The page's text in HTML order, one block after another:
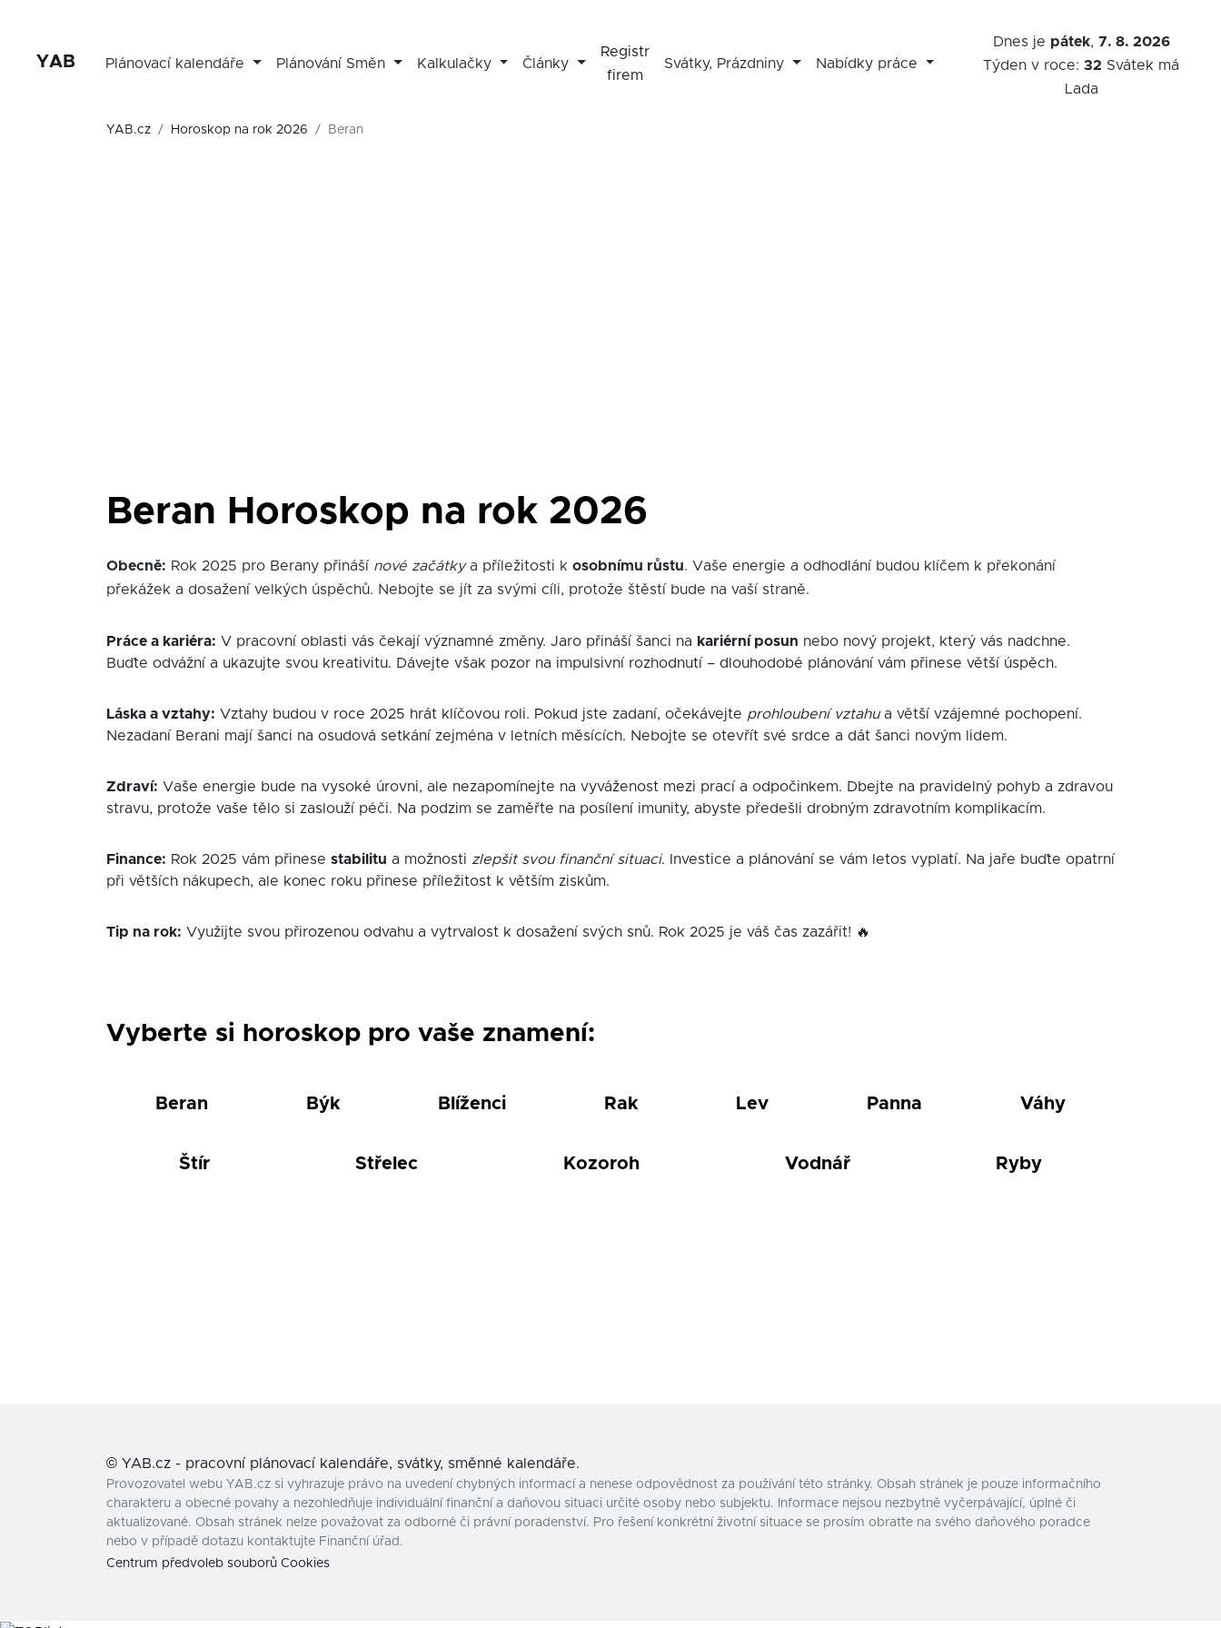
YAB Plánovací kalendáře Plánování Směn Kalkulačky Články
Registr
firem
Svátky, Prázdniny Nabídky práce
Dnes je pátek, 7. 8. 2026
Týden v roce:32 Svátek má
Lada
YAB.cz Horoskop na rok 2026 Beran
Beran Horoskop na rok 2026
Obecně: Rok 2025 pro Berany přináší nové začátkya příležitosti k osobnímu růstu. Vaše energie a odhodlání budou klíčem k překonání
překážek a dosažení velkých úspěchů. Nebojte se jít za svými cíli, protože štěstí bude na vaší straně.
Práce a kariéra: V pracovní oblasti vás čekají významné změny. Jaro přináší šanci na kariérní posun nebo nový projekt, který vás nadchne.
Buďte odvážní a ukazujte svou kreativitu. Dávejte však pozor na impulsivní rozhodnutí – dlouhodobé plánování vám přinese větší úspěch.
Láska a vztahy: Vztahy budou v roce 2025 hrát klíčovou roli. Pokud jste zadaní, očekávejte prohloubení vztahua větší vzájemné pochopení.
Nezadaní Berani mají šanci na osudová setkání zejména v letních měsících. Nebojte se otevřít své srdce a dát šanci novým lidem.
Zdraví: Vaše energie bude na vysoké úrovni, ale nezapomínejte na vyváženost mezi prací a odpočinkem. Dbejte na pravidelný pohyb a zdravou
stravu, protože vaše tělo si zaslouží péči. Na podzim se zaměřte na posílení imunity, abyste předešli drobným zdravotním komplikacím.
Finance: Rok 2025 vám přinese stabilitu a možnosti zlepšit svou finanční situaci. Investice a plánování se vám letos vyplatí. Na jaře buďte opatrní
při větších nákupech, ale konec roku přinese příležitost k větším ziskům.
Tip na rok: Využijte svou přirozenou odvahu a vytrvalost k dosažení svých snů. Rok 2025 je váš čas zazářit! 🔥
Vyberte si horoskop pro vaše znamení:
Beran Býk Blíženci Rak Lev Panna Váhy
Štír Střelec Kozoroh Vodnář Ryby
© YAB.cz - pracovní plánovací kalendáře, svátky, směnné kalendáře.
Provozovatel webu YAB.cz si vyhrazuje právo na uvedení chybných informací a nenese odpovědnost za používání této stránky. Obsah stránek je pouze informačního
charakteru a obecné povahy a nezohledňuje individuální finanční a daňovou situaci určité osoby nebo subjektu. Informace nejsou nezbytně vyčerpávající, úplné či
aktualizované. Obsah stránek nelze považovat za odborné či právní poradenství. Pro řešení konkrétní životní situace se prosím obraťte na svého daňového poradce
nebo v případě dotazu kontaktujte Finanční úřad.
Centrum předvoleb souborů Cookies